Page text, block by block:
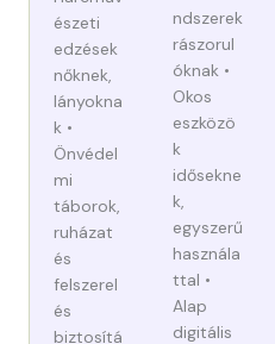
észeti
edzések
nőknek,
lányokna
k •
Önvédel
mi
táborok,
ruházat
és
felszerel
és
biztosítá
ndszerek
rászorul
óknak •
Okos
eszközö
k
idősekne
k,
egyszerű
használa
ttal •
Alap
digitális